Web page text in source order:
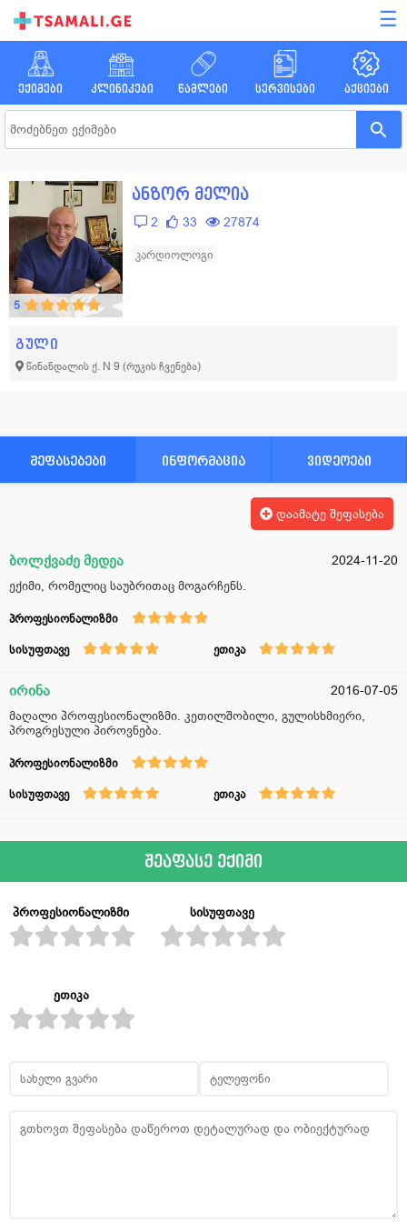
☰
ექიმები კლინიკები წამლები სერვისები აქციები
5
ანზორ მელია
2 33 27874
კარდიოლოგი
გული
წინანდალის ქ. N 9 (რუკის ჩვენება)
შეფასებები ინფორმაცია ვიდეოები
დაამატე შეფასება
ბოლქვაძე მედეა
2024-11-20
ექიმი, რომელიც საუბრითაც მოგარჩენს.
პროფესიონალიზმი
სისუფთავე ეთიკა
ირინა
2016-07-05
მაღალი პროფესიონალიზმი. კეთილშობილი, გულისხმიერი,
პროგრესული პიროვნება.
პროფესიონალიზმი
სისუფთავე ეთიკა
შეაფასე ექიმი
პროფესიონალიზმი სისუფთავე
ეთიკა